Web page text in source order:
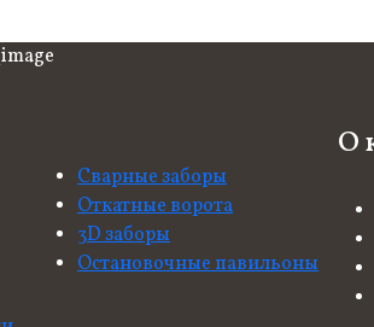
Сварные заборы
Откатные ворота
3D заборы
Остановочные павильоны
О